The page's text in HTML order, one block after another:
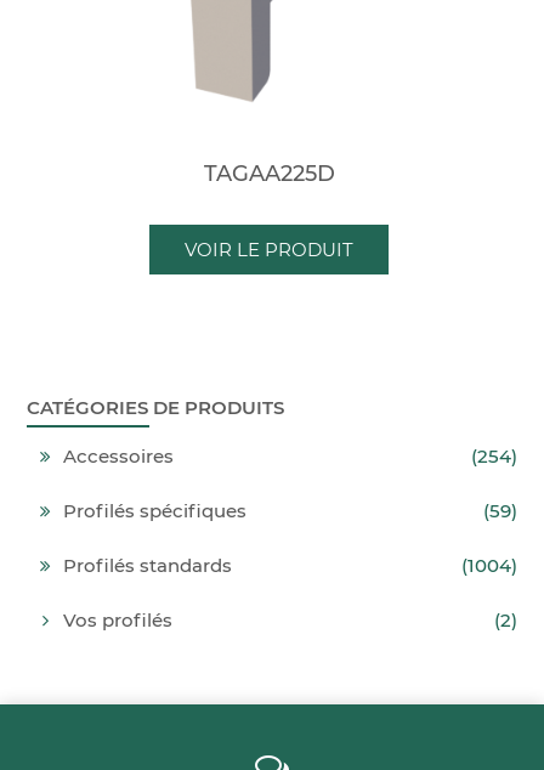
TAGAA225D
VOIR LE PRODUIT
CATÉGORIES DE PRODUITS
Accessoires (254)
Profilés spécifiques (59)
Profilés standards (1004)
Vos profilés (2)